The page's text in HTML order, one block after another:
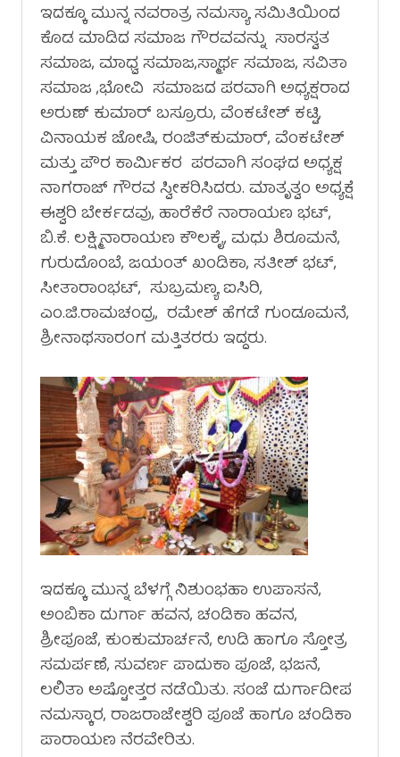
ಇದಕ್ಕೂ ಮುನ್ನ ನವರಾತ್ರ ನಮಸ್ಯಾ ಸಮಿತಿಯಿಂದ
ಕೊಡ ಮಾಡಿದ ಸಮಾಜ ಗೌರವವನ್ನು ಸಾರಸ್ವತ
ಸಮಾಜ, ಮಾಧ್ವ ಸಮಾಜ,ಸ್ಮಾರ್ಥ ಸಮಾಜ, ಸವಿತಾ
ಸಮಾಜ ,ಭೋವಿ ಸಮಾಜದ ಪರವಾಗಿ ಅಧ್ಯಕ್ಷರಾದ
ಅರುಣ್ ಕುಮಾರ್ ಬಸ್ರೂರು, ವೆಂಕಟೇಶ್ ಕಟ್ಟಿ,
ವಿನಾಯಕ ಜೋಷಿ, ರಂಜಿತ್‍ಕುಮಾರ್, ವೆಂಕಟೇಶ್
ಮತ್ತು ಪೌರ ಕಾರ್ಮಿಕರ ಪರವಾಗಿ ಸಂಘದ ಅಧ್ಯಕ್ಷ
ನಾಗರಾಜ್ ಗೌರವ ಸ್ವೀಕರಿಸಿದರು. ಮಾತೃತ್ವಂ ಅಧ್ಯಕ್ಷೆ
ಈಶ್ವರಿ ಬೇರ್ಕಡವು, ಹಾರೆಕೆರೆ ನಾರಾಯಣ ಭಟ್,
ಬಿ.ಕೆ. ಲಕ್ಷ್ಮಿನಾರಾಯಣ ಕೌಲಕೈ, ಮಧು ಶಿರೂಮನೆ,
ಗುರುದೊಂಬೆ, ಜಯಂತ್ ಖಂಡಿಕಾ, ಸತೀಶ್ ಭಟ್,
ಸೀತಾರಾಂಭಟ್, ಸುಬ್ರಮಣ್ಯ ಐಸಿರಿ,
ಎಂ.ಜಿ.ರಾಮಚಂದ್ರ, ರಮೇಶ್ ಹೆಗಡೆ ಗುಂಡೂಮನೆ,
ಶ್ರೀನಾಥಸಾರಂಗ ಮತ್ತಿತರರು ಇದ್ದರು.
ಇದಕ್ಕೂ ಮುನ್ನ ಬೆಳಗ್ಗೆ ನಿಶುಂಭಹಾ ಉಪಾಸನೆ,
ಅಂಬಿಕಾ ದುರ್ಗಾ ಹವನ, ಚಂಡಿಕಾ ಹವನ,
ಶ್ರೀಪೂಜೆ, ಕುಂಕುಮಾರ್ಚನೆ, ಉಡಿ ಹಾಗೂ ಸ್ತೋತ್ರ
ಸಮರ್ಪಣೆ, ಸುವರ್ಣ ಪಾದುಕಾ ಪೂಜೆ, ಭಜನೆ,
ಲಲಿತಾ ಅಷ್ಟೋತ್ತರ ನಡೆಯಿತು. ಸಂಜೆ ದುರ್ಗಾದೀಪ
ನಮಸ್ಕಾರ, ರಾಜರಾಜೇಶ್ವರಿ ಪೂಜೆ ಹಾಗೂ ಚಂಡಿಕಾ
ಪಾರಾಯಣ ನೆರವೇರಿತು.